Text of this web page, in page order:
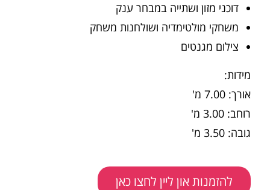
דוכני מזון ושתייה במבחר ענק
משחקי מולטימדיה ושולחנות משחק
צילום מגנטים
מידות:
אורך: 7.00 מ'
רוחב: 3.00 מ'
גובה: 3.50 מ'
להזמנות און ליין לחצו כאן